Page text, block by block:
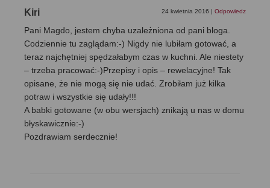
Kiri 24 kwietnia 2016 | Odpowiedz
Pani Magdo, jestem chyba uzależniona od pani bloga.
Codziennie tu zaglądam:-) Nigdy nie lubiłam gotować, a
teraz najchętniej spędzałabym czas w kuchni. Ale niestety
– trzeba pracować:-)Przepisy i opis – rewelacyjne! Tak
opisane, że nie mogą się nie udać. Zrobiłam już kilka
potraw i wszystkie się udały!!!
A babki gotowane (w obu wersjach) znikają u nas w domu
błyskawicznie:-)
Pozdrawiam serdecznie!